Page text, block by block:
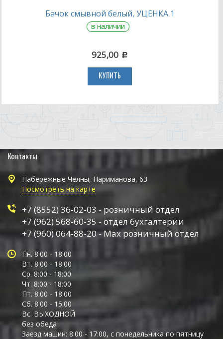
Бачок смывной белый, УЦЕНКА 1
в наличии
925,00 c
КУПИТЬ
Контакты
Набережные Челны, Нариманова, 63
Посмотреть на карте
+7 (8552) 36-02-03 - розничный отдел
+7 (962) 568-60-35 - отдел бухгалтерии
+7 (960) 064-88-20 - Max розничный отдел
Пн. 8:00 - 18:00
Вт. 8:00 - 18:00
Ср. 8:00 - 18:00
Чт. 8:00 - 18:00
Пт. 8:00 - 18:00
Сб. 8:00 - 15:00
Вс. ВЫХОДНОЙ
без обеда
Заезд машин: 8:00 - 17:00, с понедельника по пятницу